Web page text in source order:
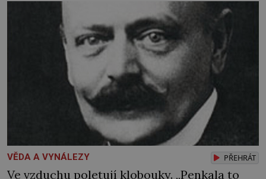
VĚDA A VYNÁLEZY PŘEHRÁT
Ve vzduchu poletují klobouky. „Penkala to